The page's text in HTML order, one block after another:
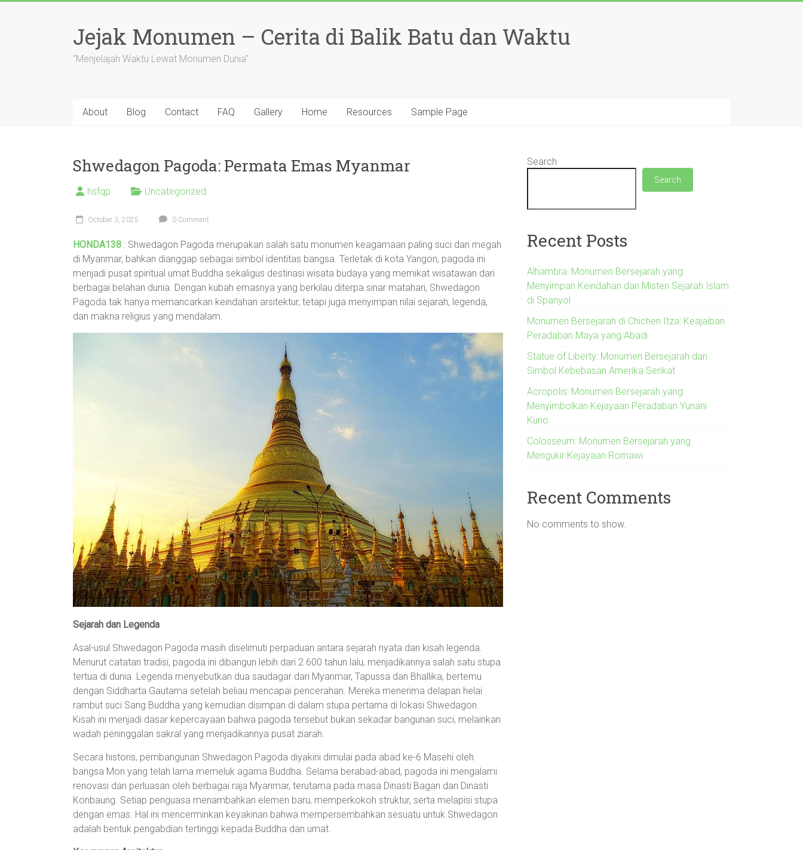
Jejak Monumen – Cerita di Balik Batu dan Waktu
"Menjelajah Waktu Lewat Monumen Dunia"
About Blog Contact FAQ Gallery Home Resources Sample Page
Shwedagon Pagoda: Permata Emas Myanmar
hsfqp Uncategorized
October 3, 2025 0 Comment
HONDA138 : Shwedagon Pagoda merupakan salah satu monumen keagamaan paling suci dan megah
di Myanmar, bahkan dianggap sebagai simbol identitas bangsa. Terletak di kota Yangon, pagoda ini
menjadi pusat spiritual umat Buddha sekaligus destinasi wisata budaya yang memikat wisatawan dari
berbagai belahan dunia. Dengan kubah emasnya yang berkilau diterpa sinar matahari, Shwedagon
Pagoda tak hanya memancarkan keindahan arsitektur, tetapi juga menyimpan nilai sejarah, legenda,
dan makna religius yang mendalam.
Sejarah dan Legenda
Asal-usul Shwedagon Pagoda masih diselimuti perpaduan antara sejarah nyata dan kisah legenda.
Menurut catatan tradisi, pagoda ini dibangun lebih dari 2.600 tahun lalu, menjadikannya salah satu stupa
tertua di dunia. Legenda menyebutkan dua saudagar dari Myanmar, Tapussa dan Bhallika, bertemu
dengan Siddharta Gautama setelah beliau mencapai pencerahan. Mereka menerima delapan helai
rambut suci Sang Buddha yang kemudian disimpan di dalam stupa pertama di lokasi Shwedagon.
Kisah ini menjadi dasar kepercayaan bahwa pagoda tersebut bukan sekadar bangunan suci, melainkan
wadah peninggalan sakral yang menjadikannya pusat ziarah.
Secara historis, pembangunan Shwedagon Pagoda diyakini dimulai pada abad ke-6 Masehi oleh
bangsa Mon yang telah lama memeluk agama Buddha. Selama berabad-abad, pagoda ini mengalami
renovasi dan perluasan oleh berbagai raja Myanmar, terutama pada masa Dinasti Bagan dan Dinasti
Konbaung. Setiap penguasa menambahkan elemen baru, memperkokoh struktur, serta melapisi stupa
dengan emas. Hal ini mencerminkan keyakinan bahwa mempersembahkan sesuatu untuk Shwedagon
adalah bentuk pengabdian tertinggi kepada Buddha dan umat.
Search
Search
Recent Posts
Alhambra: Monumen Bersejarah yang
Menyimpan Keindahan dan Misteri Sejarah Islam
di Spanyol
Monumen Bersejarah di Chichen Itza: Keajaiban
Peradaban Maya yang Abadi
Statue of Liberty: Monumen Bersejarah dan
Simbol Kebebasan Amerika Serikat
Acropolis: Monumen Bersejarah yang
Menyimbolkan Kejayaan Peradaban Yunani
Kuno
Colosseum: Monumen Bersejarah yang
Mengukir Kejayaan Romawi
Recent Comments
No comments to show.